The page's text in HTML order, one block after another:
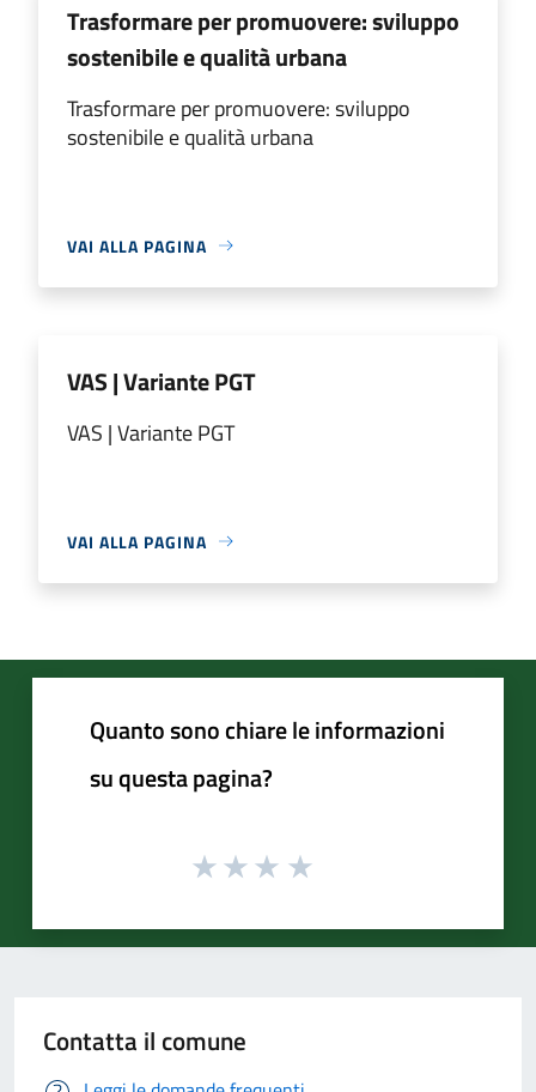
Trasformare per promuovere: sviluppo
sostenibile e qualità urbana
Trasformare per promuovere: sviluppo
sostenibile e qualità urbana
VAI ALLA PAGINA
VAS | Variante PGT
VAS | Variante PGT
VAI ALLA PAGINA
Quanto sono chiare le informazioni
su questa pagina?
Contatta il comune